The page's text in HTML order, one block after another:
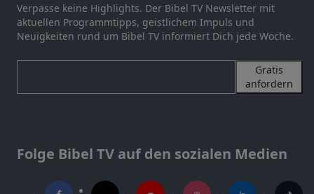
Verpasse keine Highlights. Der Bibel TV Newsletter mit
aktuellen Programmtipps, geistlichem Impuls und
Neuigkeiten rund um Bibel TV informiert Dich jede Woche.
Gratis
anfordern
Folge Bibel TV auf den sozialen Medien